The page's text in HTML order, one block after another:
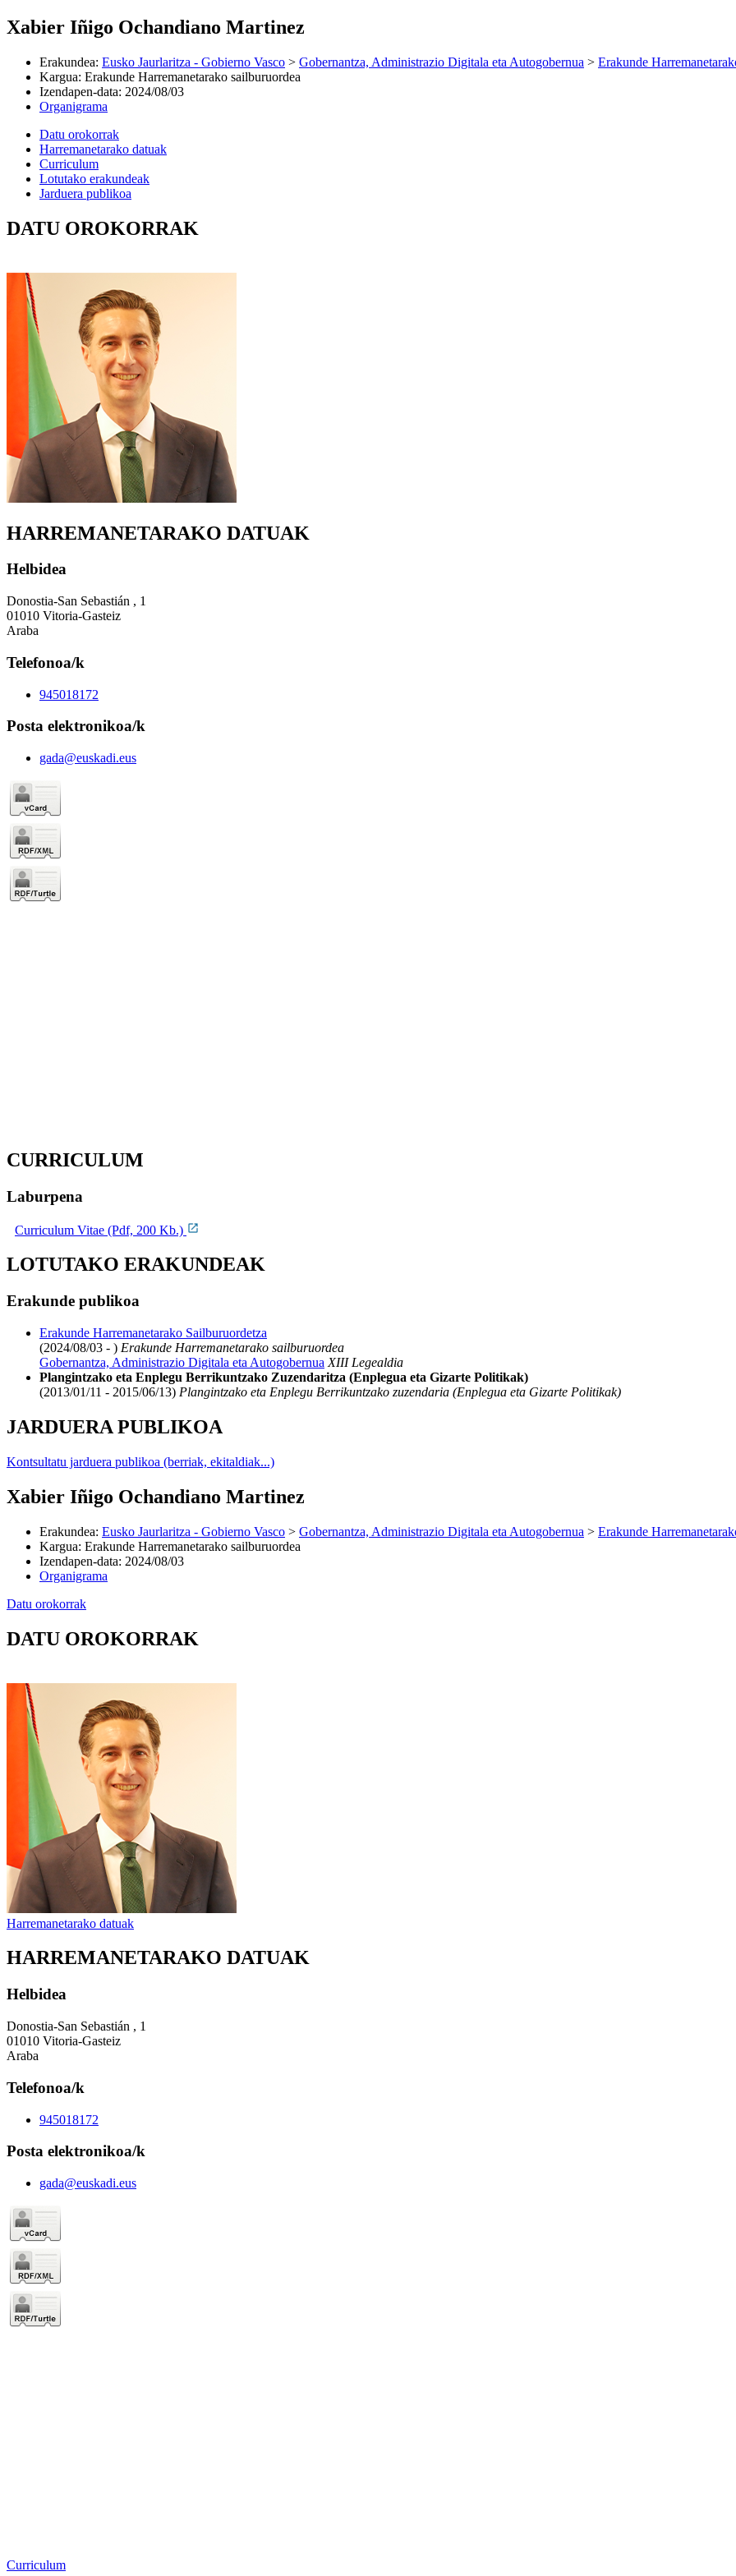
Xabier Iñigo Ochandiano Martinez
Erakundea: Eusko Jaurlaritza - Gobierno Vasco > Gobernantza, Administrazio Digitala eta Autogobernua > Erakunde
Kargua: Erakunde Harremanetarako sailburuordea
Izendapen-data: 2024/08/03
Organigrama
Datu orokorrak
Harremanetarako datuak
Curriculum
Lotutako erakundeak
Jarduera publikoa
DATU OROKORRAK
HARREMANETARAKO DATUAK
Helbidea
Donostia-San Sebastián , 1
01010 Vitoria-Gasteiz
Araba
Telefonoa/k
945018172
Posta elektronikoa/k
gada@euskadi.eus
CURRICULUM
Laburpena
Curriculum Vitae (Pdf, 200 Kb.)
LOTUTAKO ERAKUNDEAK
Erakunde publikoa
Erakunde Harremanetarako Sailburuordetza
(2024/08/03 - ) Erakunde Harremanetarako sailburuordea
Gobernantza, Administrazio Digitala eta Autogobernua XIII Legealdia
Plangintzako eta Enplegu Berrikuntzako Zuzendaritza (Enplegua eta Gizarte Politikak)
(2013/01/11 - 2015/06/13) Plangintzako eta Enplegu Berrikuntzako zuzendaria (Enplegua eta Gizarte Politikak)
JARDUERA PUBLIKOA
Kontsultatu jarduera publikoa (berriak, ekitaldiak...)
Xabier Iñigo Ochandiano Martinez
Erakundea: Eusko Jaurlaritza - Gobierno Vasco > Gobernantza, Administrazio Digitala eta Autogobernua > Erakunde
Kargua: Erakunde Harremanetarako sailburuordea
Izendapen-data: 2024/08/03
Organigrama
Datu orokorrak
DATU OROKORRAK
Harremanetarako datuak
HARREMANETARAKO DATUAK
Helbidea
Donostia-San Sebastián , 1
01010 Vitoria-Gasteiz
Araba
Telefonoa/k
945018172
Posta elektronikoa/k
gada@euskadi.eus
Curriculum